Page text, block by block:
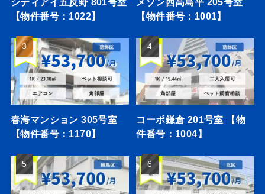
【物件番号：1022】
【物件番号：1001】
春海マンション 305号室
【物件番号：1170】
コーポ鎌倉 201号室 【物
件番号：1004】